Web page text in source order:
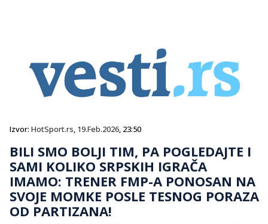
Izvor: HotSport.rs, 19.Feb.2026, 23:50
BILI SMO BOLJI TIM, PA POGLEDAJTE I
SAMI KOLIKO SRPSKIH IGRAČA
IMAMO: TRENER FMP-A PONOSAN NA
SVOJE MOMKE POSLE TESNOG PORAZA
OD PARTIZANA!